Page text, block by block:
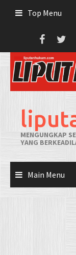
Top Menu
MENGUNGKAP
YANG
Main Menu